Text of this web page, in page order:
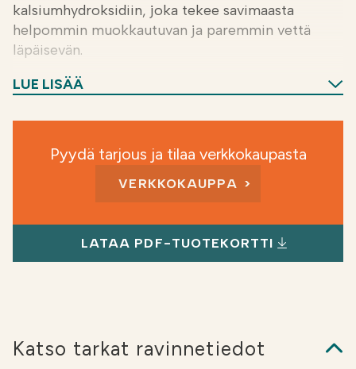
kalsiumhydroksidiin, joka tekee savimaasta
helpommin muokkautuvan ja paremmin vettä
läpäisevän.
Kenelle:Soilfood Rakennekalkki
soveltuu hyvin korkean fosforiluokan peltojen
fosforivalumia. Tämän vuoksi kalkin sisältämää
fosforia tarvitse huomioida ympäristökorvauksen
korkean neutralointikyvyn ansiosta. Savimaan
kalkitus on rakennekalkin ansiosta tehokasta ja
LUE LISÄÄ
Pyydä tarjous ja tilaa verkkokaupasta
VERKKOKAUPPA
LATAA PDF-TUOTEKORTTI
Katso tarkat ravinnetiedot